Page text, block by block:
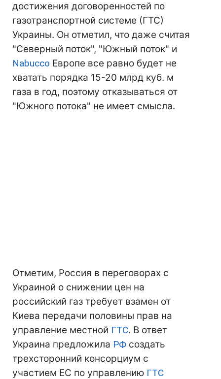
достижения договоренностей по
газотранспортной системе (ГТС)
Украины. Он отметил, что даже считая
"Северный поток", "Южный поток" и
Nabucco Европе все равно будет не
хватать порядка 15-20 млрд куб. м
газа в год, поэтому отказываться от
"Южного потока" не имеет смысла.
Отметим, Россия в переговорах с
Украиной о снижении цен на
российский газ требует взамен от
Киева передачи половины прав на
управление местной ГТС. В ответ
Украина предложила РФ создать
трехсторонний консорциум с
участием ЕС по управлению ГТС